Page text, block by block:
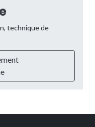
technique de